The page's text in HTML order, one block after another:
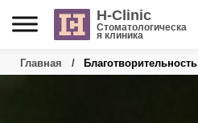
Skip
content
H-Clinic
Стоматологическа
я клиника
Главная / Благотворительность